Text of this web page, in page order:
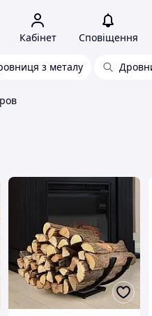
Кабінет Сповіщення
з металу